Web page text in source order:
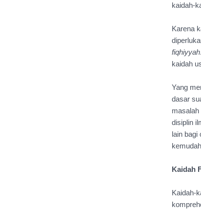
kaidah-
Karena
fiqhiyyah
kaidah
Yang
dasar
masalah
disiplin
lain
Kaidah
Kaidah-